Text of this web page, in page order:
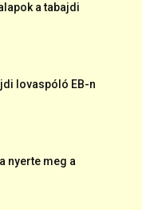
a tabajdi
lovaspóló EB-n
nyerte meg a